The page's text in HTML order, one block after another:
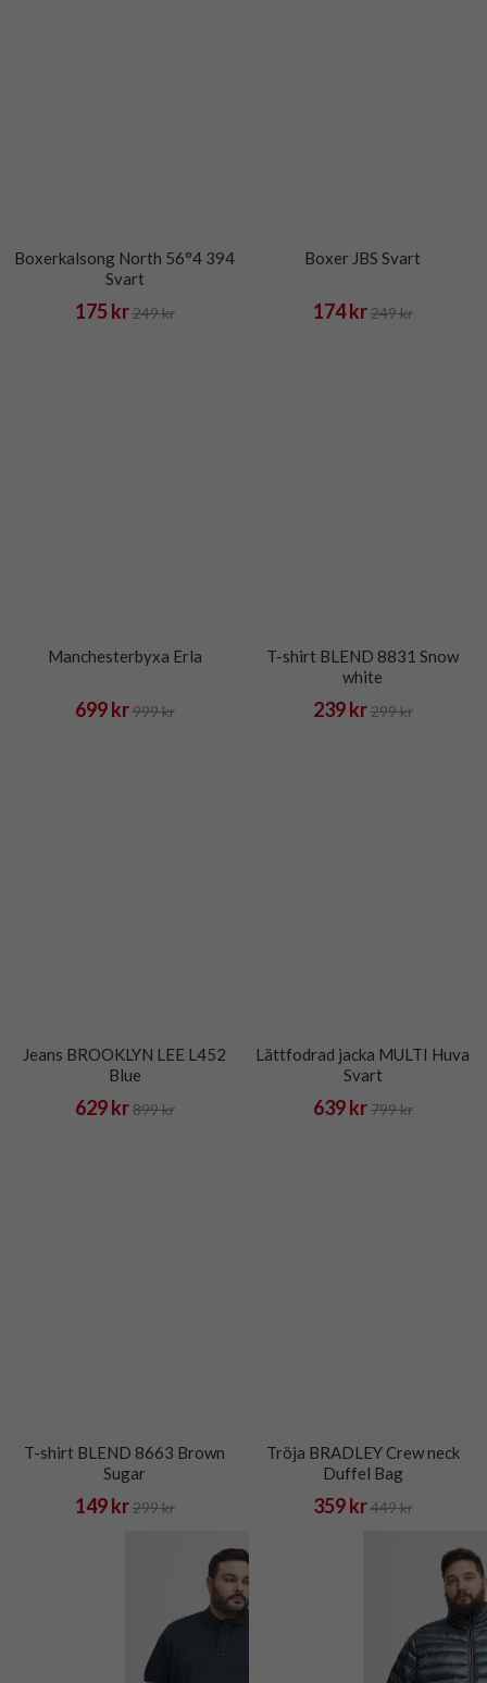
Boxerkalsong North 56°4 394
Svart
175 kr 249 kr
Boxer JBS Svart
174 kr 249 kr
Manchesterbyxa Erla
699 kr 999 kr
T-shirt BLEND 8831 Snow
white
239 kr 299 kr
Jeans BROOKLYN LEE L452
Blue
629 kr 899 kr
Lättfodrad jacka MULTI Huva
Svart
639 kr 799 kr
T-shirt BLEND 8663 Brown
Sugar
149 kr 299 kr
Tröja BRADLEY Crew neck
Duffel Bag
359 kr 449 kr